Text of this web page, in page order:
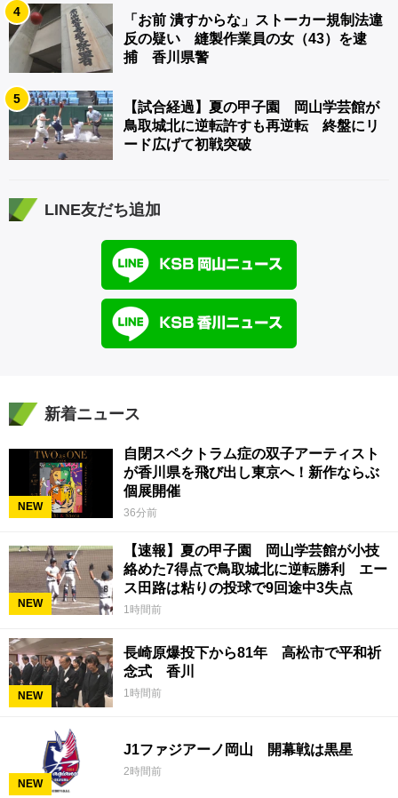
4
「お前 潰すからな」ストーカー規制法違
反の疑い 縫製作業員の女（43）を逮
捕 香川県警
5
【試合経過】夏の甲子園 岡山学芸館が
鳥取城北に逆転許すも再逆転 終盤にリ
ード広げて初戦突破
LINE友だち追加
新着ニュース
NEW
自閉スペクトラム症の双子アーティスト
が香川県を飛び出し東京へ！新作ならぶ
個展開催
36分前
NEW
【速報】夏の甲子園 岡山学芸館が小技
絡めた7得点で鳥取城北に逆転勝利 エー
ス田路は粘りの投球で9回途中3失点
1時間前
NEW
長崎原爆投下から81年 高松市で平和祈
念式 香川
1時間前
NEW
J1ファジアーノ岡山 開幕戦は黒星
2時間前